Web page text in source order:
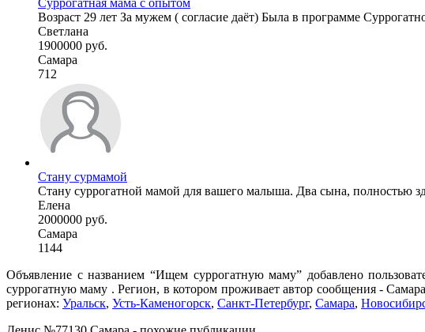
Возраст 29 лет За мужем ( согласие даёт) Была в программе
Светлана
1900000 руб.
Самара
712
Стану сурмамой
Стану суррогатной мамой для вашего малыша. Два сына, полностью
Елена
2000000 руб.
Самара
1144
Объявление с названием “Ищем суррогатную маму” добавлено
суррогатную маму . Регион, в котором проживает автор сообщения -
регионах: Уральск, Усть-Каменогорск, Санкт-Петербург, Самара,